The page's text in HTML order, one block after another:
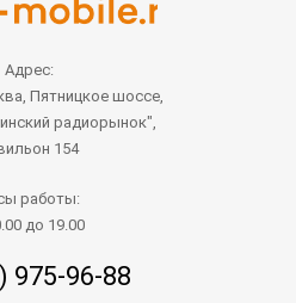
Адрес:
Пятницкое шоссе,
радиорынок",
154
работы:
до 19.00
975-96-88